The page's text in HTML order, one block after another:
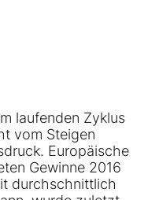
laufenden Zyklus
vom Steigen
Europäische
Gewinne 2016
durchschnittlich